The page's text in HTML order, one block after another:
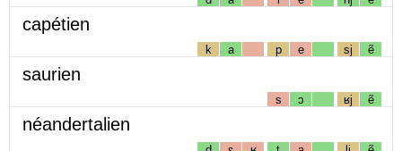
capétien
k a p e sj ẽ
saurien
s ɔ ʁj ẽ
néandertalien